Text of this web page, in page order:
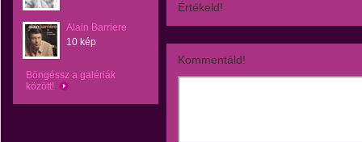
Alain Barriere
10 kép
Böngéssz a galériák
között!
Értékeld!
Kommentáld!